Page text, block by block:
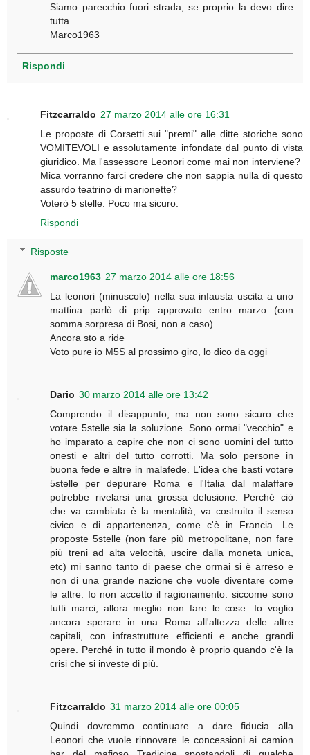
Siamo parecchio fuori strada, se proprio la devo dire
tutta
Marco1963
Rispondi
Fitzcarraldo 27 marzo 2014 alle ore 16:31
Le proposte di Corsetti sui "premi" alle ditte storiche sono
VOMITEVOLI e assolutamente infondate dal punto di vista
giuridico. Ma l'assessore Leonori come mai non interviene?
Mica vorranno farci credere che non sappia nulla di questo
assurdo teatrino di marionette?
Voterò 5 stelle. Poco ma sicuro.
Rispondi
Risposte
marco1963 27 marzo 2014 alle ore 18:56
La leonori (minuscolo) nella sua infausta uscita a uno
mattina parlò di prip approvato entro marzo (con
somma sorpresa di Bosi, non a caso)
Ancora sto a ride
Voto pure io M5S al prossimo giro, lo dico da oggi
Dario 30 marzo 2014 alle ore 13:42
Comprendo il disappunto, ma non sono sicuro che
votare 5stelle sia la soluzione. Sono ormai "vecchio" e
ho imparato a capire che non ci sono uomini del tutto
onesti e altri del tutto corrotti. Ma solo persone in
buona fede e altre in malafede. L'idea che basti votare
5stelle per depurare Roma e l'Italia dal malaffare
potrebbe rivelarsi una grossa delusione. Perché ciò
che va cambiata è la mentalità, va costruito il senso
civico e di appartenenza, come c'è in Francia. Le
proposte 5stelle (non fare più metropolitane, non fare
più treni ad alta velocità, uscire dalla moneta unica,
etc) mi sanno tanto di paese che ormai si è arreso e
non di una grande nazione che vuole diventare come
le altre. Io non accetto il ragionamento: siccome sono
tutti marci, allora meglio non fare le cose. Io voglio
ancora sperare in una Roma all'altezza delle altre
capitali, con infrastrutture efficienti e anche grandi
opere. Perché in tutto il mondo è proprio quando c'è la
crisi che si investe di più.
Fitzcarraldo 31 marzo 2014 alle ore 00:05
Quindi dovremmo continuare a dare fiducia alla
Leonori che vuole rinnovare le concessioni ai camion